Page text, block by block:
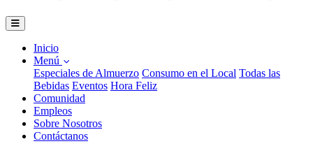
Inicio
Menú
Especiales de Almuerzo Consumo en el Local Todas las
Bebidas Eventos Hora Feliz
Comunidad
Empleos
Sobre Nosotros
Contáctanos